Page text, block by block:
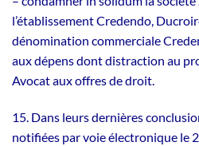
l’établissement Credendo,
dénomination commerciale
aux dépens dont distraction au
Avocat aux offres de droit.
15. Dans leurs dernières
notifiées par voie électronique le